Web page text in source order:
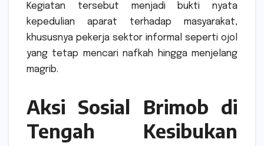
Kegiatan tersebut menjadi bukti nyata
kepedulian aparat terhadap masyarakat,
khususnya pekerja sektor informal seperti ojol
yang tetap mencari nafkah hingga menjelang
magrib.
Aksi Sosial Brimob di
Tengah Kesibukan